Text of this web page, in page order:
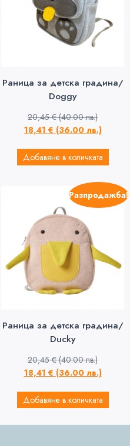
Раница за детска градина/
Doggy
20,45€ (40.00 лв.)
18,41 € (36.00 лв.)
Добавяне в количката
Разпродажба!
Раница за детска градина/
Ducky
20,45€ (40.00 лв.)
18,41 € (36.00 лв.)
Добавяне в количката